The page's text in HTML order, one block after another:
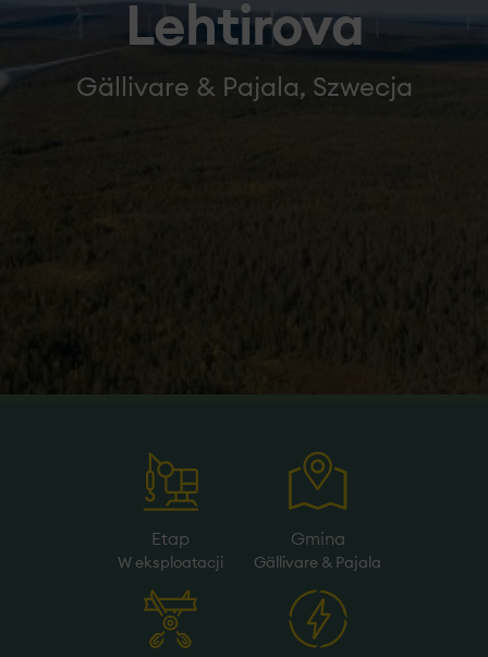
Lehtirova
Gällivare & Pajala, Szwecja
Etap
W eksploatacji
Gmina
Gällivare & Pajala